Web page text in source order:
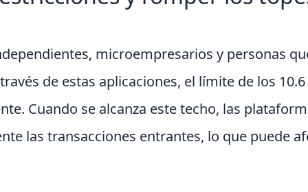
microempresarios y personas
de estas aplicaciones, el límite de los
Cuando se alcanza este techo, las
las transacciones entrantes, lo que puede